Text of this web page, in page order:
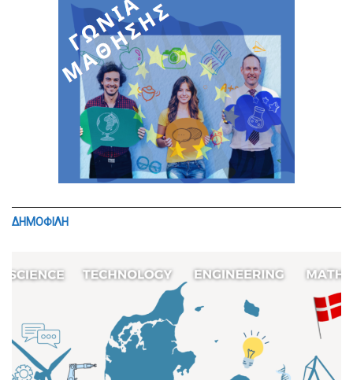
ΔΗΜΟΦΙΛΗ